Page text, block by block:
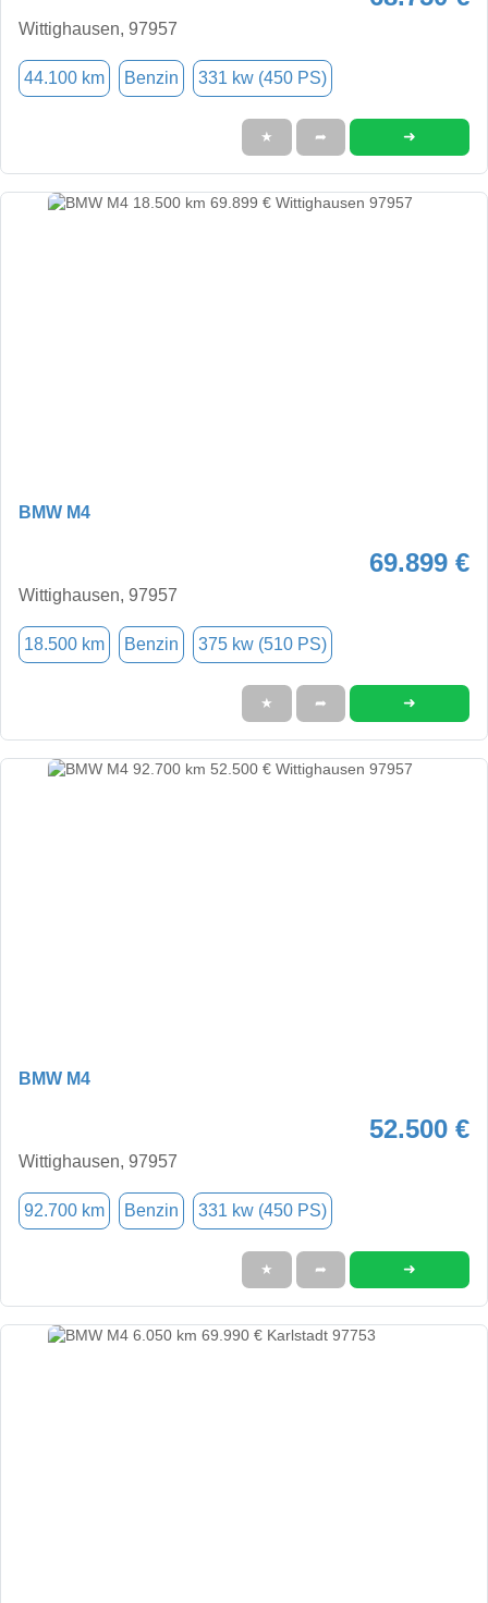
Wittighausen, 97957
44.100 km Benzin 331 kw (450 PS)
★ ➦ ➜
BMW M4
69.899 €
Wittighausen, 97957
18.500 km Benzin 375 kw (510 PS)
★ ➦ ➜
BMW M4
52.500 €
Wittighausen, 97957
92.700 km Benzin 331 kw (450 PS)
★ ➦ ➜